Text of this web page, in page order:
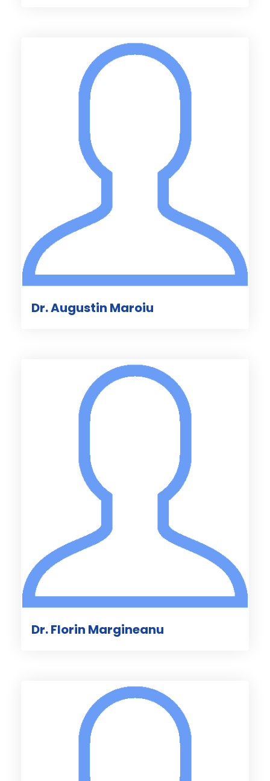
Dr. Augustin Maroiu
Dr. Florin Margineanu